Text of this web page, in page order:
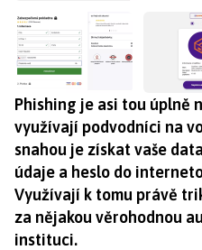
Phishing je asi tou úplně
využívají podvodníci na
snahou je získat vaše
údaje a heslo do
Využívají k tomu právě
za nějakou věrohodnou
instituci.